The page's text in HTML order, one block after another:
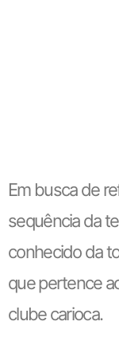
Em busca de
sequência da
conhecido da
que pertence
clube carioca.